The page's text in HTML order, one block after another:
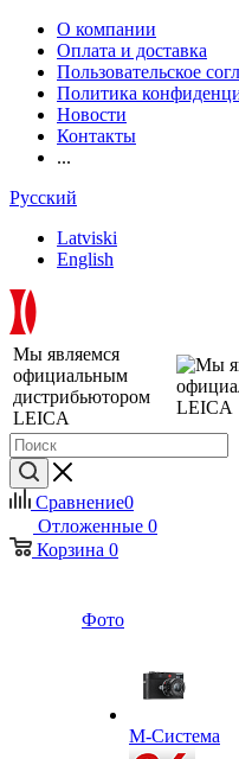
О компании
Оплата и доставка
Пользовательское
Политика
Новости
Контакты
...
Русский
Latviski
English
Мы являемся
официальным
дистрибьютором
LEICA
Сравнение0
Отложенные 0
Корзина 0
Фото
M-Система